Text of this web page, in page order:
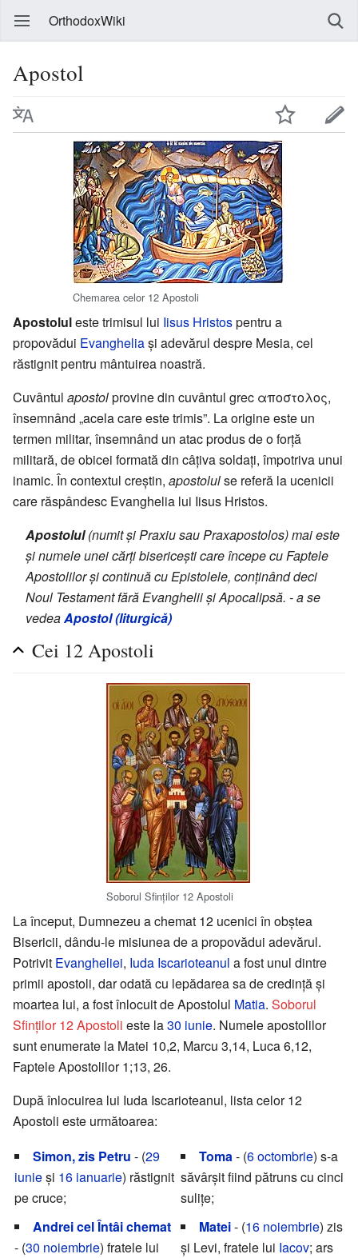
OrthodoxWiki
Apostol
Chemarea celor 12 Apostoli
Apostoluleste trimisul lui Iisus Hristospentru a
propovădui Evangheliași adevărul despre Mesia, cel
răstignit pentru mântuirea noastră.
Cuvântul apostolprovine din cuvântul grec αποστολος,
însemnând „acela care este trimis”. La origine este un
termen militar, însemnând un atac produs de o forță
militară, de obicei formată din câțiva soldați, împotriva unui
inamic. În contextul creștin, apostolulse referă la ucenicii
care răspândesc Evanghelia lui Iisus Hristos.
Apostolul(numit și Praxiu sau Praxapostolos) mai este
și numele unei cărți bisericești care începe cu Faptele
Apostolilor și continuă cu Epistolele, conținând deci
Noul Testament fără Evanghelii și Apocalipsă. - a se
vedeaApostol (liturgică)
Cei 12 Apostoli
Soborul Sfinților 12 Apostoli
La început, Dumnezeu a chemat 12 ucenici în obștea
Bisericii, dându-le misiunea de a propovădui adevărul.
Potrivit Evangheliei, Iuda Iscarioteanul a fost unul dintre
primii apostoli, dar odată cu lepădarea sa de credință și
moartea lui, a fost înlocuit de Apostolul Matia. Soborul
Sfinților 12 Apostoli este la30 iunie. Numele apostolilor
sunt enumerate la Matei 10,2, Marcu 3,14, Luca 6,12,
Faptele Apostolilor 1;13, 26.
După înlocuirea lui Iuda Iscarioteanul, lista celor 12
Apostoli este următoarea:
Simon, zis Petru - (29
iunieși 16 ianuarie) răstignit
pe cruce;
Andrei cel Întâi chemat
- (30 noiembrie) fratele lui
Toma- (6 octombrie) s-a
săvârșit fiind pătruns cu cinci
sulițe;
Matei- (16 noiembrie) zis
și Levi, fratele lui Iacov; ars